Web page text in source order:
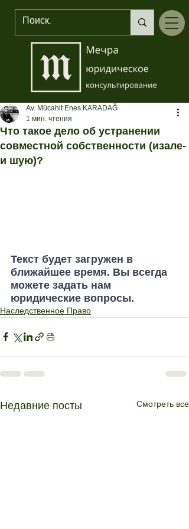
Что такое дело об устранении
совместной собственности (изале-
и шую)?
Av. Mücahit Enes KARADAĞ
1 мин. чтения
Текст будет загружен в
ближайшее время. Вы всегда
можете задать нам
юридические вопросы.
Наследственное Право
Недавние посты Смотреть все